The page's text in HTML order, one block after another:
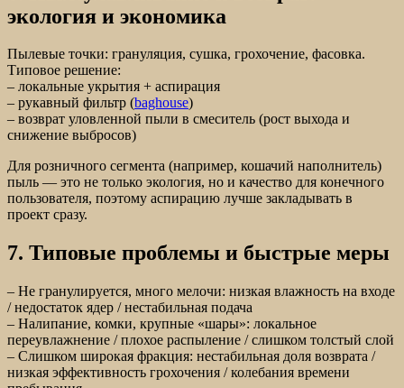
экология и экономика
Пылевые точки: грануляция, сушка, грохочение, фасовка.
Типовое решение:
– локальные укрытия + аспирация
– рукавный фильтр (baghouse)
– возврат уловленной пыли в смеситель (рост выхода и
снижение выбросов)
Для розничного сегмента (например, кошачий наполнитель)
пыль — это не только экология, но и качество для конечного
пользователя, поэтому аспирацию лучше закладывать в
проект сразу.
7. Типовые проблемы и быстрые меры
– Не гранулируется, много мелочи: низкая влажность на входе
/ недостаток ядер / нестабильная подача
– Налипание, комки, крупные «шары»: локальное
переувлажнение / плохое распыление / слишком толстый слой
– Слишком широкая фракция: нестабильная доля возврата /
низкая эффективность грохочения / колебания времени